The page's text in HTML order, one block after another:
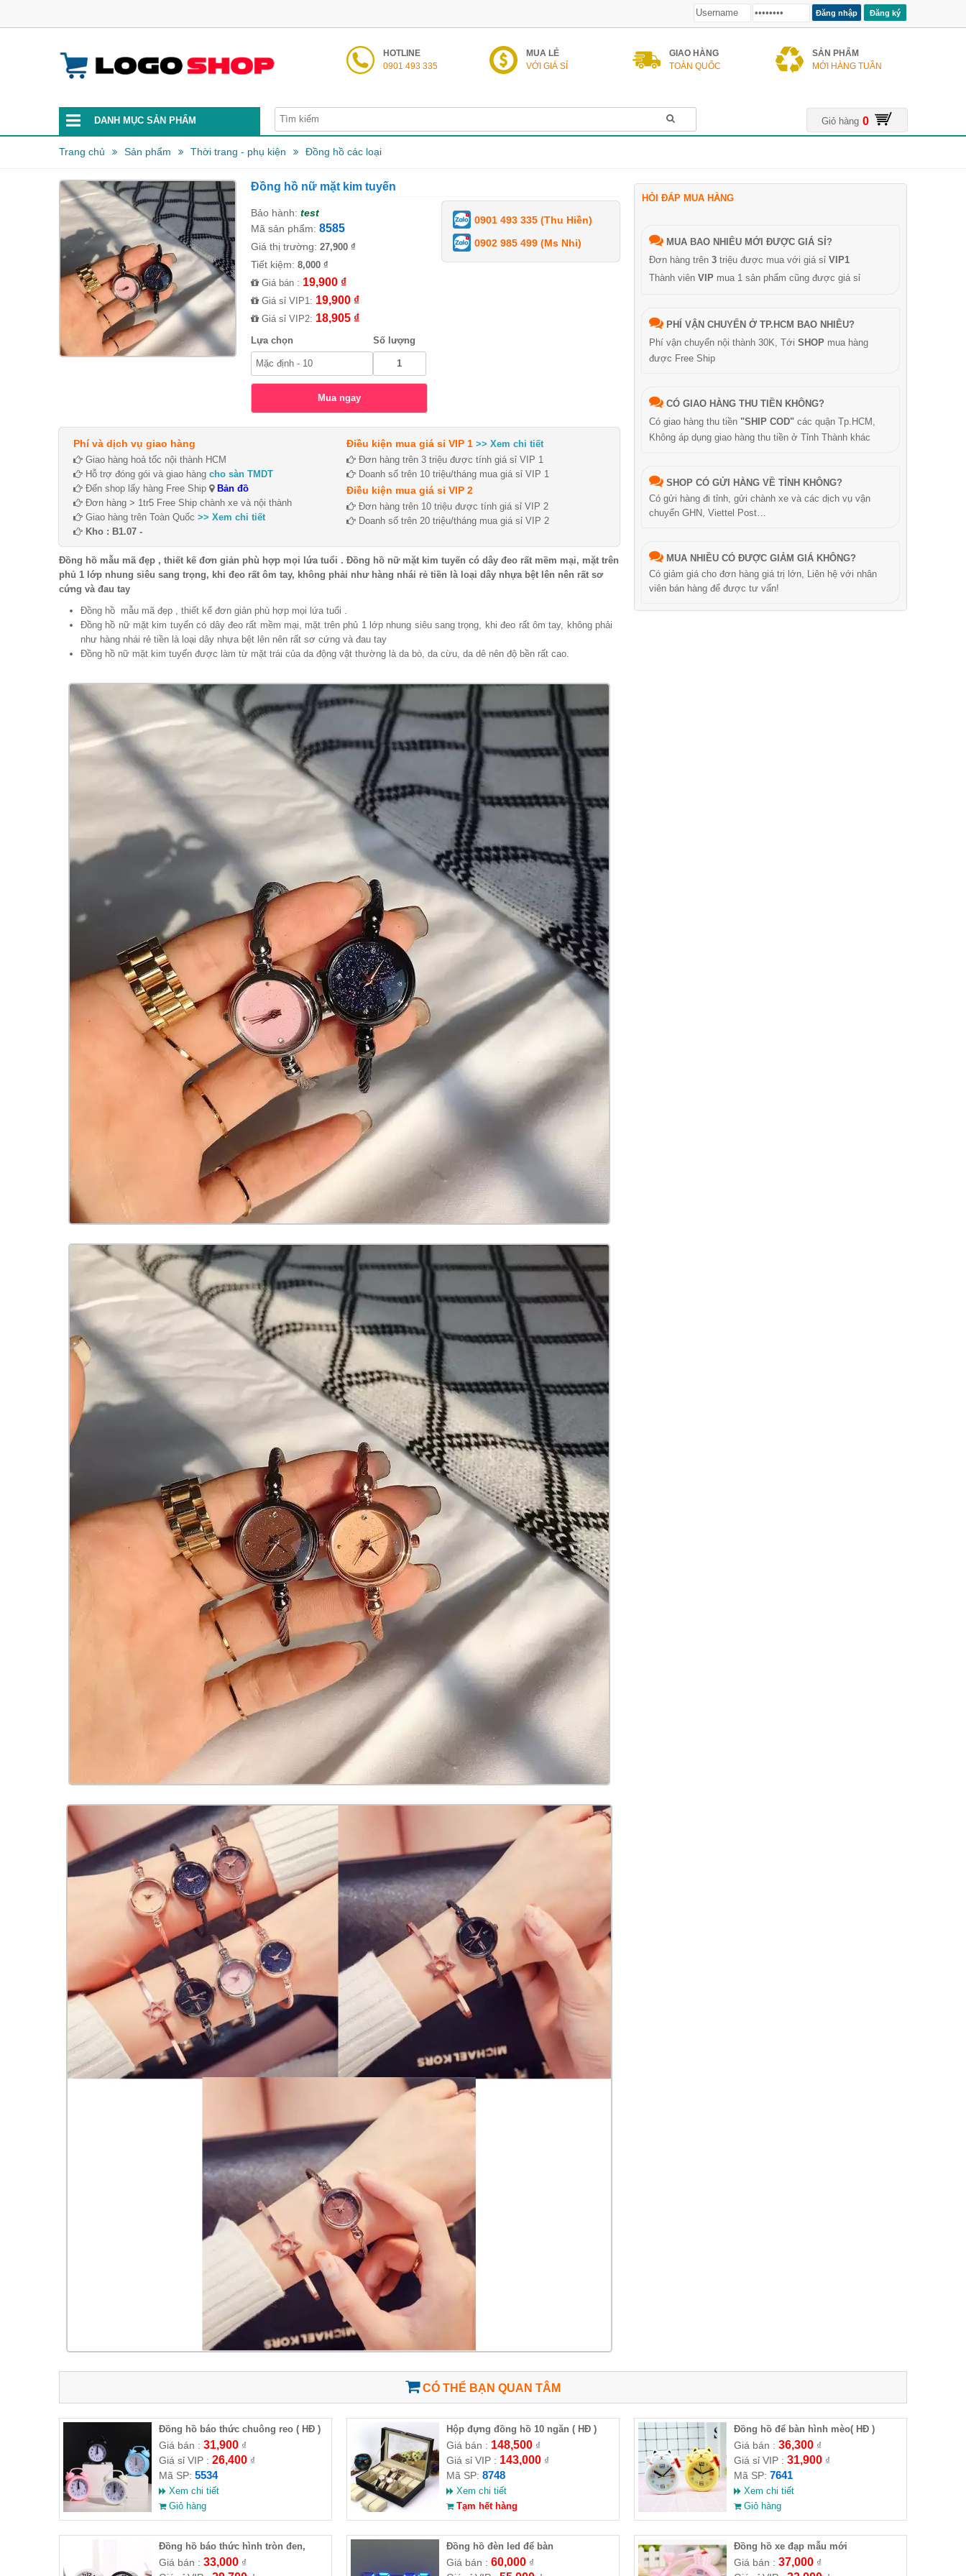
Đăng ký
HOTLINE
0901 493 335
MUA LẺ
VỚI GIÁ SỈ
GIAO HÀNG
TOÀN QUỐC
SẢN PHẨM
MỚI HÀNG TUẦN
Giỏ hàng 0
DANH MỤC SẢN PHẨM
Trang chủ Sản phẩm Thời trang - phụ kiện Đồng hồ các loại
Đồng hồ nữ mặt kim tuyến
Bảo hành: test
Mã sản phẩm: 8585
Giá thị trường: 27,900 ₫
Tiết kiệm: 8,000 ₫
Giá bán : 19,900 ₫
Giá sỉ VIP1: 19,900 ₫
Giá sỉ VIP2: 18,905 ₫
Lựa chọn Số lượng
0901 493 335 (Thu Hiền)
0902 985 499 (Ms Nhi)
Phí và dịch vụ giao hàng
Giao hàng hoả tốc nội thành HCM
Hỗ trợ đóng gói và giao hàng cho sàn TMDT
Đến shop lấy hàng Free Ship
Bản đồ
Đơn hàng > 1tr5 Free Ship chành xe và nội thành
Giao hàng trên Toàn Quốc >> Xem chi tiết
Kho : B1.07 -
Điều kiện mua giá sỉ VIP 1 >> Xem chi tiết
Đơn hàng trên 3 triệu được tính giá sỉ VIP 1
Doanh số trên 10 triệu/tháng mua giá sỉ VIP 1
Điều kiện mua giá sỉ VIP 2
Đơn hàng trên 10 triệu được tính giá sỉ VIP 2
Doanh số trên 20 triệu/tháng mua giá sỉ VIP 2
Đồng hồ mẫu mã đẹp , thiết kế đơn giản phù hợp mọi lứa tuổi . Đồng hồ nữ mặt kim tuyến có dây đeo rất mềm mại, mặt trên
phủ 1 lớp nhung siêu sang trọng, khi đeo rất ôm tay, không phải như hàng nhái rẻ tiền là loại dây nhựa bệt lên nên rất sơ
cứng và đau tay
Đồng hồ mẫu mã đẹp , thiết kế đơn giản phù hợp mọi lứa tuổi .
Đồng hồ nữ mặt kim tuyến có dây đeo rất mềm mại, mặt trên phủ 1 lớp nhung siêu sang trọng, khi đeo rất ôm tay, không phải
như hàng nhái rẻ tiền là loại dây nhựa bệt lên nên rất sơ cứng và đau tay
Đồng hồ nữ mặt kim tuyến được làm từ mặt trái của da động vật thường là da bò, da cừu, da dê nên độ bền rất cao.
HỎI ĐÁP MUA HÀNG
MUA BAO NHIÊU MỚI ĐƯỢC GIÁ SỈ?
Đơn hàng trên 3 triệu được mua với giá sỉ VIP1
Thành viên VIP mua 1 sản phẩm cũng được giá sỉ
PHÍ VẬN CHUYỂN Ở TP.HCM BAO NHIÊU?
Phí vận chuyển nội thành 30K, Tới SHOP mua hàng
được Free Ship
CÓ GIAO HÀNG THU TIỀN KHÔNG?
Có giao hàng thu tiền "SHIP COD" các quận Tp.HCM,
Không áp dụng giao hàng thu tiền ở Tỉnh Thành khác
SHOP CÓ GỬI HÀNG VỀ TỈNH KHÔNG?
Có gửi hàng đi tỉnh, gửi chành xe và các dịch vụ vận
chuyển GHN, Viettel Post…
MUA NHIỀU CÓ ĐƯỢC GIẢM GIÁ KHÔNG?
Có giảm giá cho đơn hàng giá trị lớn, Liên hệ với nhân
viên bán hàng để được tư vấn!
CÓ THỂ BẠN QUAN TÂM
Đồng hồ báo thức chuông reo ( HĐ )
Giá bán : 31,900₫
Giá sỉ VIP : 26,400₫
Mã SP: 5534
Xem chi tiết
Giỏ hàng
Hộp đựng đồng hồ 10 ngăn ( HĐ )
Giá bán : 148,500₫
Giá sỉ VIP : 143,000₫
Mã SP: 8748
Xem chi tiết
Tạm hết hàng
Đồng hồ để bàn hình mèo( HĐ )
Giá bán : 36,300₫
Giá sỉ VIP : 31,900₫
Mã SP: 7641
Xem chi tiết
Giỏ hàng
Đồng hồ báo thức hình tròn đen,
trắng (Full VAT )
Giá bán : 33,000₫
Đồng hồ đèn led để bàn
Giá bán : 60,000₫
Đồng hồ xe đạp mẫu mới
Giá bán : 37,000₫